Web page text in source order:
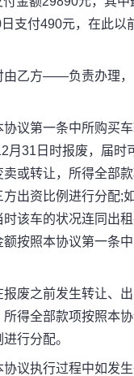
支付490元，在此以
乙方——负责办理，
第一条中所购买车
月31日时报废，届时
卖或转让，所得全部
出资比例进行分配;
该车的状况连同出
按照本协议第一条
之前发生转让、出
所得全部款项按照本
行分配。
执行过程中如发生